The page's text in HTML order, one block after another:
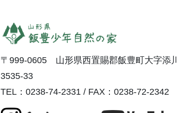
〒999-0605 山形県西置賜郡飯豊町大字添川
3535-33
TEL：0238-74-2331 / FAX：0238-72-2342